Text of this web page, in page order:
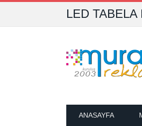
LED TABELA
ANASAYFA